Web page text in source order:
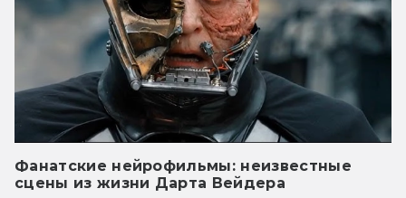
Фанатские нейрофильмы: неизвестные
сцены из жизни Дарта Вейдера